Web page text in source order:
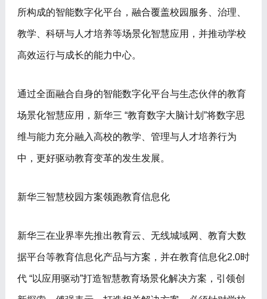
所构成的智能数字化平台，融合覆盖校园服务、治理、
教学、科研与人才培养等场景化智慧应用，并推动学校
高效运行与成长的能力中心。
通过全面融合自身的智能数字化平台与生态伙伴的教育
场景化智慧应用，新华三 “教育数字大脑计划”将数字思
维与能力充分融入高校的教学、管理与人才培养行为
中，更好驱动教育变革的发生发展。
新华三智慧校园方案领跑教育信息化
新华三在业界率先推出教育云、无线城域网、教育大数
据平台等教育信息化产品与方案，并在教育信息化2.0时
代 “以应用驱动”打造智慧教育场景化解决方案，引领创